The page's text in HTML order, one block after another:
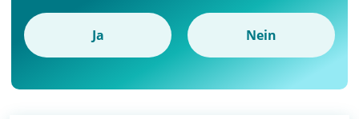
Ja Nein